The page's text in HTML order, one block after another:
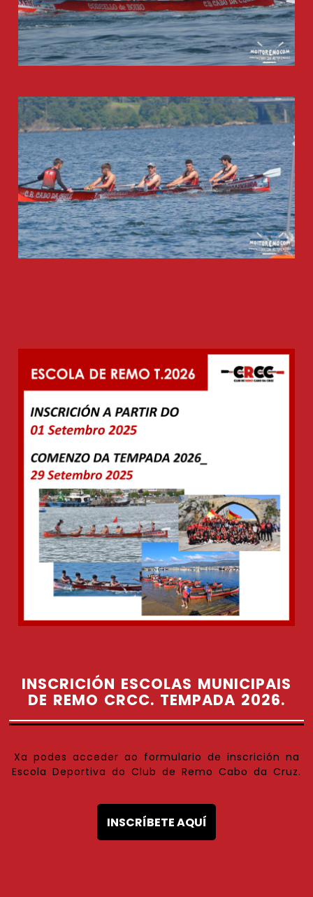
INSCRICIÓN ESCOLAS MUNICIPAIS
DE REMO CRCC. TEMPADA 2026.
Xa podes acceder ao formulario de inscrición na
Escola Deportiva do Club de Remo Cabo da Cruz.
INSCRÍBETE AQUÍ